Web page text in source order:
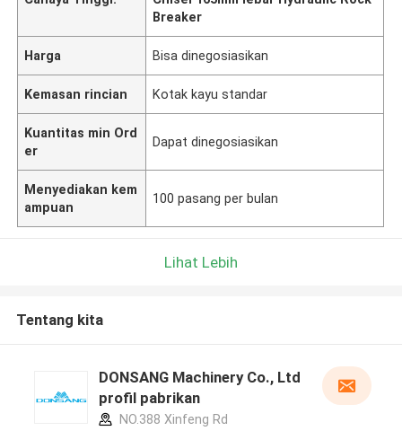
Breaker
Harga Bisa dinegosiasikan
Kemasan rincian Kotak kayu standar
Kuantitas min Ord
er
Dapat dinegosiasikan
Menyediakan kem
ampuan
100 pasang per bulan
Lihat Lebih
Tentang kita
DONSANG Machinery Co., Ltd
profil pabrikan
NO.388 Xinfeng Rd